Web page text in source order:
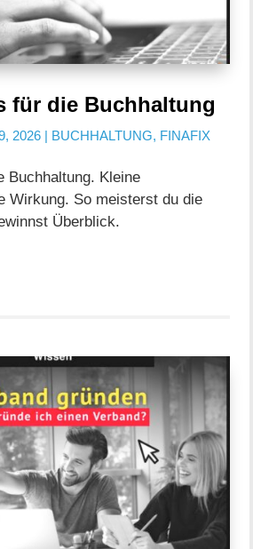
für die Buchhaltung
2026 | BUCHHALTUNG, FINAFIX
Buchhaltung. Kleine
Wirkung. So meisterst du die
Überblick.